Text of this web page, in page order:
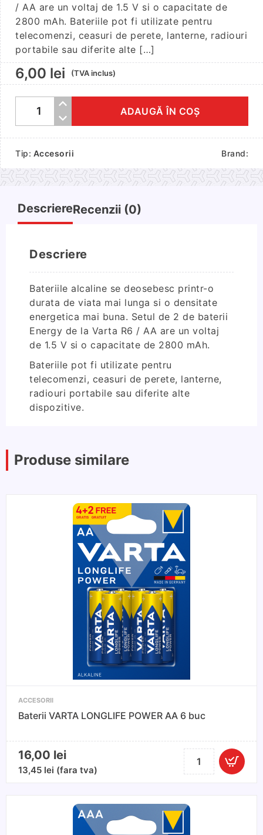
/ AA are un voltaj de 1.5 V si o capacitate de
2800 mAh. Bateriile pot fi utilizate pentru
telecomenzi, ceasuri de perete, lanterne, radiouri
portabile sau diferite alte […]
6,00 lei (TVA inclus)
Cantitate
ENERGY
AA
2
buc
ADAUGĂ ÎN COȘ
Tip: Accesorii Brand:
DescriereRecenzii (0)
Descriere
Bateriile alcaline se deosebesc printr-o
durata de viata mai lunga si o densitate
energetica mai buna. Setul de 2 de baterii
Energy de la Varta R6 / AA are un voltaj
de 1.5 V si o capacitate de 2800 mAh.
Bateriile pot fi utilizate pentru
telecomenzi, ceasuri de perete, lanterne,
radiouri portabile sau diferite alte
dispozitive.
Produse similare
ACCESORII
Baterii VARTA LONGLIFE POWER AA 6 buc
16,00 lei
13,45 lei (fara tva)
Cantitate
Baterii
POWER